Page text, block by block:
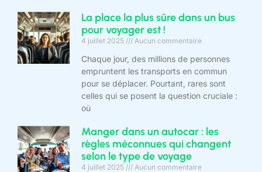
La place la plus sûre dans un bus
pour voyager est !
4 juillet 2025 Aucun commentaire
Chaque jour, des millions de personnes
empruntent les transports en commun
pour se déplacer. Pourtant, rares sont
celles qui se posent la question cruciale :
où
Manger dans un autocar : les
règles méconnues qui changent
selon le type de voyage
4 juillet 2025 Aucun commentaire